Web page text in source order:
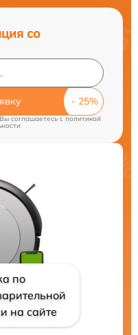
со
соглашаетесь cполитикой
по
на сайте